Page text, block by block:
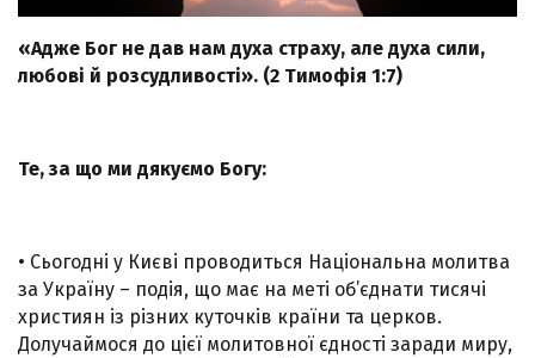
«Адже Бог не дав нам духа страху, але духа сили,
любові й розсудливості». (2 Тимофія 1:7)
Те, за що ми дякуємо Богу:
• Сьогодні у Києві проводиться Національна молитва
за Україну – подія, що має на меті об’єднати тисячі
християн із різних куточків країни та церков.
Долучаймося до цієї молитовної єдності заради миру,